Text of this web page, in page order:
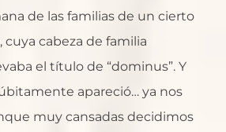
de las familias de un cierto
cabeza de familia
el título de “dominus”. Y
apareció… ya nos
muy cansadas decidimos